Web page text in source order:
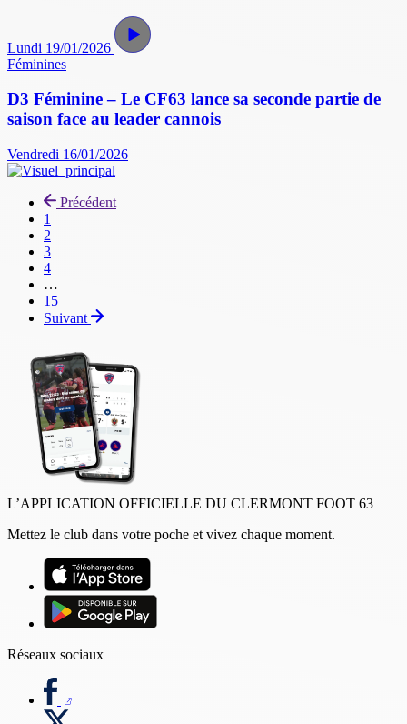
Lundi 19/01/2026
Féminines
D3 Féminine – Le CF63 lance sa seconde partie de
saison face au leader cannois
Vendredi 16/01/2026
Précédent
Page
courante
1
Page
2
Page
3
Page
4
…
Dernière
page
15
Suivant
L’APPLICATION OFFICIELLE DU CLERMONT FOOT 63
Mettez le club dans votre poche et vivez chaque moment.
Réseaux sociaux